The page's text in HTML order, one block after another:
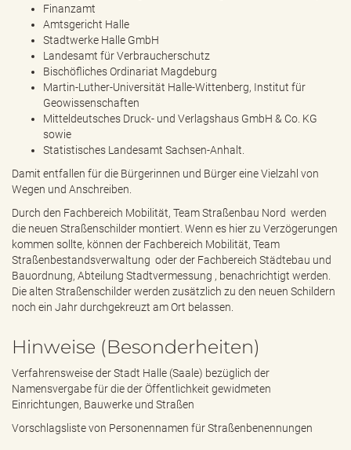
Finanzamt
Amtsgericht Halle
Stadtwerke Halle GmbH
Landesamt für Verbraucherschutz
Bischöfliches Ordinariat Magdeburg
Martin-Luther-Universität Halle-Wittenberg, Institut für
Geowissenschaften
Mitteldeutsches Druck- und Verlagshaus GmbH & Co. KG
sowie
Statistisches Landesamt Sachsen-Anhalt.
Damit entfallen für die Bürgerinnen und Bürger eine Vielzahl von
Wegen und Anschreiben.
Durch den Fachbereich Mobilität, Team Straßenbau Nord werden
die neuen Straßenschilder montiert. Wenn es hier zu Verzögerungen
kommen sollte, können der Fachbereich Mobilität, Team
Straßenbestandsverwaltung oder der Fachbereich Städtebau und
Bauordnung, Abteilung Stadtvermessung , benachrichtigt werden.
Die alten Straßenschilder werden zusätzlich zu den neuen Schildern
noch ein Jahr durchgekreuzt am Ort belassen.
Hinweise (Besonderheiten)
Verfahrensweise der Stadt Halle (Saale) bezüglich der
Namensvergabe für die der Öffentlichkeit gewidmeten
Einrichtungen, Bauwerke und Straßen
Vorschlagsliste von Personennamen für Straßenbenennungen